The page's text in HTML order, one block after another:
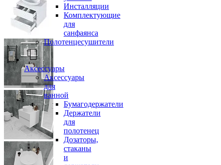
Инсталляции
Комплектующие
для
санфаянса
Полотенцесушители
Аксессуары
Аксессуары
для
ванной
Бумагодержатели
Держатели
для
полотенец
Дозаторы,
стаканы
и